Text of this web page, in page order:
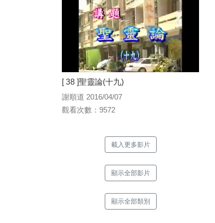
[ 38 ]聖靈論(十九)
謝順道 2016/04/07
觀看次數：9572
載入更多影片
顯示全部影片
顯示全部類別